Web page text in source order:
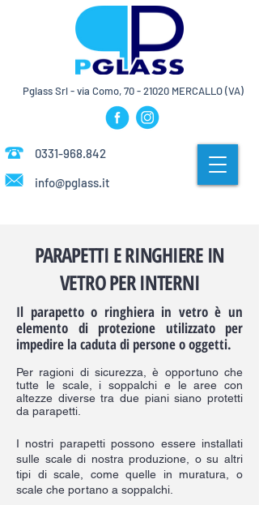
Pglass Srl - via Como,70 - 21020MERCALLO (VA)
0331-968.842
info@pglass.it
PARAPETTI E RINGHIERE IN
VETRO PER INTERNI
Il parapetto o ringhiera in vetro è un
elemento di protezione utilizzato per
impedire la caduta di persone o oggetti.
Per ragioni di sicurezza, è opportuno che
tutte le scale, i soppalchi e le aree con
altezze diverse tra due piani siano protetti
da parapetti.
I nostri parapetti possono essere installati
sulle scale di nostra produzione, o su altri
tipi di scale, come quelle in muratura, o
scale che portano a soppalchi.